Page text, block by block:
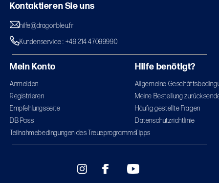
Kontaktieren Sie uns
hilfe@dragonbleu.fr
Kundenservice : +49 214 47099990
Mein Konto
Anmelden
Registrieren
Empfehlungsseite
DB Pass
Teilnahmebedingungen des Treueprogramms
Hilfe benötigt?
Allgemeine
Meine Bestellung
Häufig gestellte Fragen
Datenschutzrichtlinie
Tipps